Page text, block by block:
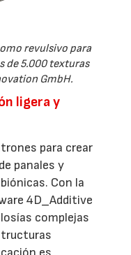
revulsivo para
de 5.000 texturas
GmbH.
ligera y
para crear
panales y
Con la
4D_Additive
complejas